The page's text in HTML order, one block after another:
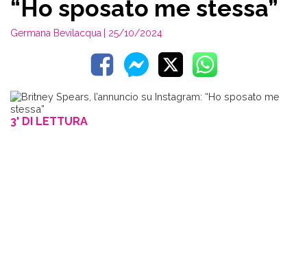
“Ho sposato me stessa”
Germana Bevilacqua | 25/10/2024
3' DI LETTURA